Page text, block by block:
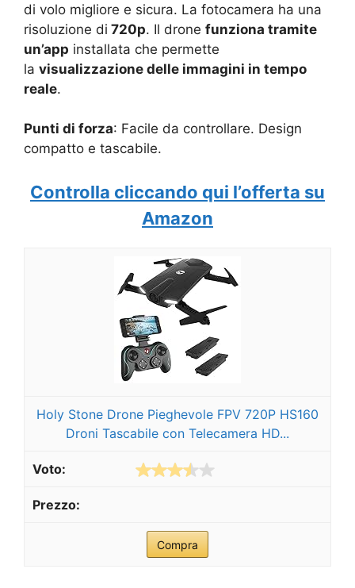
di volo migliore e sicura. La fotocamera ha una
risoluzione di 720p. Il drone funziona tramite
un’app installata che permette
la visualizzazione delle immagini in tempo
reale.
Punti di forza: Facile da controllare. Design
compatto e tascabile.
Controlla cliccando qui l’offerta su
Amazon
Holy Stone Drone Pieghevole FPV 720P HS160
Droni Tascabile con Telecamera HD...
Compra